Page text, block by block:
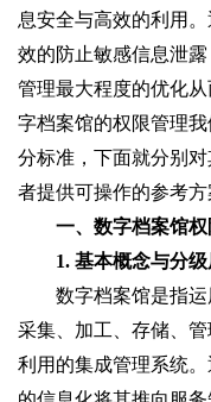
息安全与高效的利用
效的防止敏感信息泄
管理最大程度的优化
字档案馆的权限管理
分标准，下面就分别
者提供可操作的参考方
一、数字档案馆权
1. 基本概念与分级
数字档案馆是指
采集、加工、存储、
利用的集成管理系统